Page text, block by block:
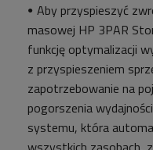
Aby przyspieszyć
masowej HP 3PAR
funkcję optymalizacji
z przyspieszeniem
zapotrzebowanie na
pogorszenia
systemu, która